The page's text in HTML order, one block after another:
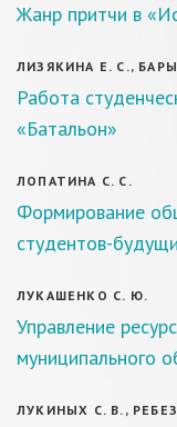
Жанр притчи в
ЛИЗЯКИНА Е. С.,
Работа
«Батальон»
ЛОПАТИНА С. С.
Формирование
студентов-
ЛУКАШЕНКО С. Ю.
Управление
муниципального
ЛУКИНЫХ С. В.,